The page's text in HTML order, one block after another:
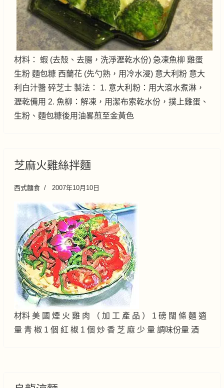
材料： 蝦 (去殼、去腸，洗淨瀝乾水份) 急凍魚柳 雞蛋
生粉 麵包糠 西蘭花 (先勺熟，用冷水浸) 意大利粉 意大
利白汁醬 碎芝士 製法： 1. 意大利粉：用大滾水煮淋，
瀝乾備用 2. 魚柳：解凍，用潔布索乾水份，撲上雞蛋、
生粉、麵包糠後用油畧煎至金黃色
芝麻火雞絲拌麵
西式麵食 2007年10月10日
材料 美 國 煙 火 雞 肉 （ 加 工 產 品 ） 1 磅 闊 條 麵 適
量 青 椒 1 個 紅 椒 1 個 炒 香 芝 麻 少 量 調味份量 酒